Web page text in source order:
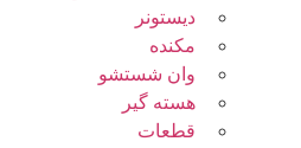
دیستونر
مکنده
وان شستشو
هسته گیر
قطعات